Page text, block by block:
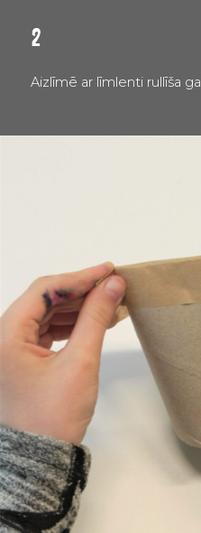
2
Aizlīmē ar līmlenti rullīša